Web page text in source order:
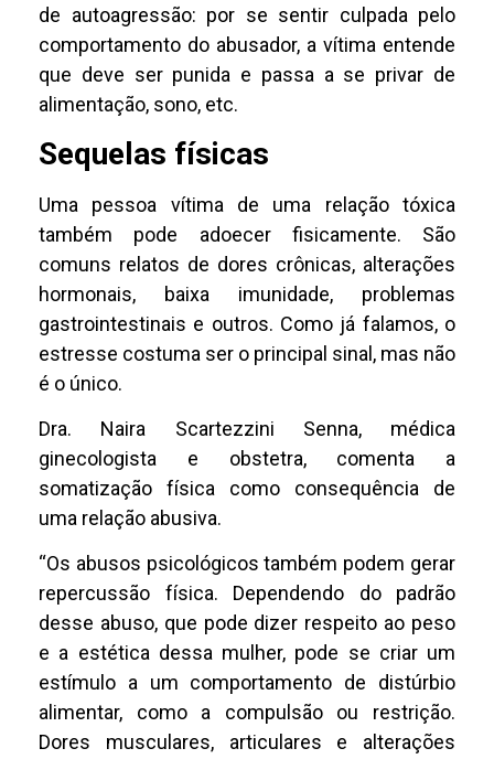
de autoagressão: por se sentir culpada pelo
comportamento do abusador, a vítima entende
que deve ser punida e passa a se privar de
alimentação, sono, etc.
Sequelas físicas
Uma pessoa vítima de uma relação tóxica
também pode adoecer fisicamente. São
comuns relatos de dores crônicas, alterações
hormonais, baixa imunidade, problemas
gastrointestinais e outros. Como já falamos, o
estresse costuma ser o principal sinal, mas não
é o único.
Dra. Naira Scartezzini Senna, médica
ginecologista e obstetra, comenta a
somatização física como consequência de
uma relação abusiva.
“Os abusos psicológicos também podem gerar
repercussão física. Dependendo do padrão
desse abuso, que pode dizer respeito ao peso
e a estética dessa mulher, pode se criar um
estímulo a um comportamento de distúrbio
alimentar, como a compulsão ou restrição.
Dores musculares, articulares e alterações